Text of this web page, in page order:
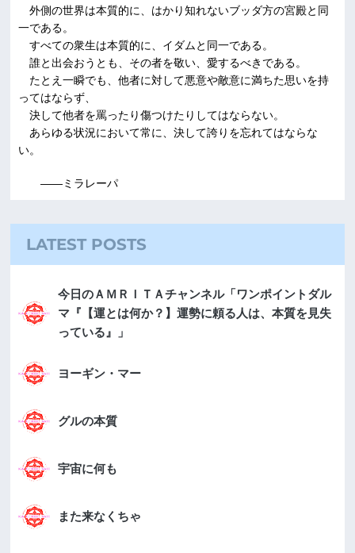
外側の世界は本質的に、はかり知れないブッダ方の宮殿と同
一である。
すべての衆生は本質的に、イダムと同一である。
誰と出会おうとも、その者を敬い、愛するべきである。
たとえ一瞬でも、他者に対して悪意や敵意に満ちた思いを持
ってはならず、
決して他者を罵ったり傷つけたりしてはならない。
あらゆる状況において常に、決して誇りを忘れてはならな
い。
――ミラレーパ
LATEST POSTS
今日のＡＭＲＩＴＡチャンネル「ワンポイントダル
マ『【運とは何か？】運勢に頼る人は、本質を見失
っている』」
ヨーギン・マー
グルの本質
宇宙に何も
また来なくちゃ